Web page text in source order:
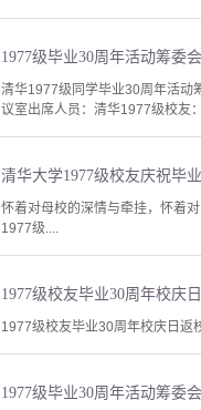
1977级毕业30周年活动筹委
清华1977级同学毕业30周年活动
议室出席人员：清华1977级校友
清华大学1977级校友庆祝毕
怀着对母校的深情与牵挂，怀着
1977级....
1977级校友毕业30周年校庆日返
1977级毕业30周年活动筹委